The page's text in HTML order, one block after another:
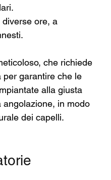
ore, a
che richiede
per garantire che le
alla giusta
angolazione, in modo
dei capelli.